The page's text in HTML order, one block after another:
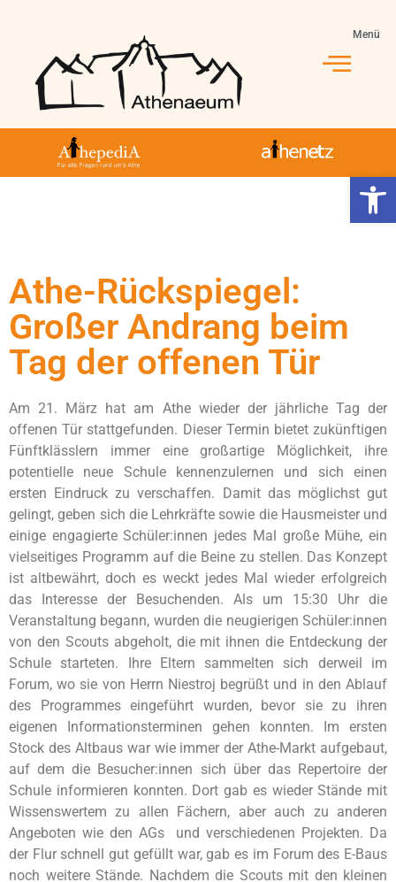
Menü
Athe-Rückspiegel:
Großer Andrang beim
Tag der offenen Tür
Am 21. März hat am Athe wieder der jährliche Tag der
offenen Tür stattgefunden. Dieser Termin bietet zukünftigen
Fünftklässlern immer eine großartige Möglichkeit, ihre
potentielle neue Schule kennenzulernen und sich einen
ersten Eindruck zu verschaffen. Damit das möglichst gut
gelingt, geben sich die Lehrkräfte sowie die Hausmeister und
einige engagierte Schüler:innen jedes Mal große Mühe, ein
vielseitiges Programm auf die Beine zu stellen. Das Konzept
ist altbewährt, doch es weckt jedes Mal wieder erfolgreich
das Interesse der Besuchenden. Als um 15:30 Uhr die
Veranstaltung begann, wurden die neugierigen Schüler:innen
von den Scouts abgeholt, die mit ihnen die Entdeckung der
Schule starteten. Ihre Eltern sammelten sich derweil im
Forum, wo sie von Herrn Niestroj begrüßt und in den Ablauf
des Programmes eingeführt wurden, bevor sie zu ihren
eigenen Informationsterminen gehen konnten. Im ersten
Stock des Altbaus war wie immer der Athe-Markt aufgebaut,
auf dem die Besucher:innen sich über das Repertoire der
Schule informieren konnten. Dort gab es wieder Stände mit
Wissenswertem zu allen Fächern, aber auch zu anderen
Angeboten wie den AGs und verschiedenen Projekten. Da
der Flur schnell gut gefüllt war, gab es im Forum des E-Baus
noch weitere Stände. Nachdem die Scouts mit den kleinen